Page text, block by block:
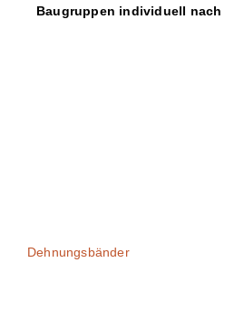
Baugruppen individuell
Dehnungsbänder